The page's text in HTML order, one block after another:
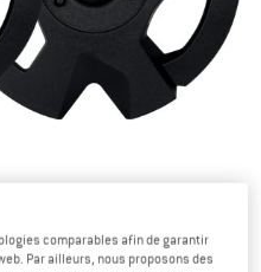
comparables afin de garantir
Par ailleurs, nous proposons des